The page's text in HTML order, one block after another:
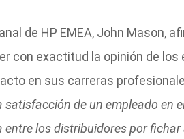
de HP EMEA, John Mason,
con exactitud la opinión de los
en sus carreras
satisfacción de un empleado en
los distribuidores por